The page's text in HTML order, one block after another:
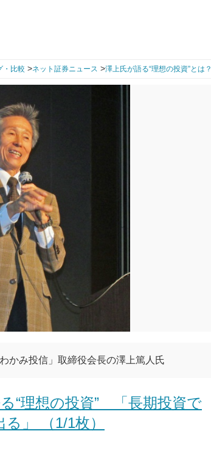
・比較 >ネット証券ニュース >澤上氏が語る“理想の投資”とは？
かみ投信」取締役会長の澤上篤人氏
“理想の投資” 「長期投資で
」 （1/1枚）